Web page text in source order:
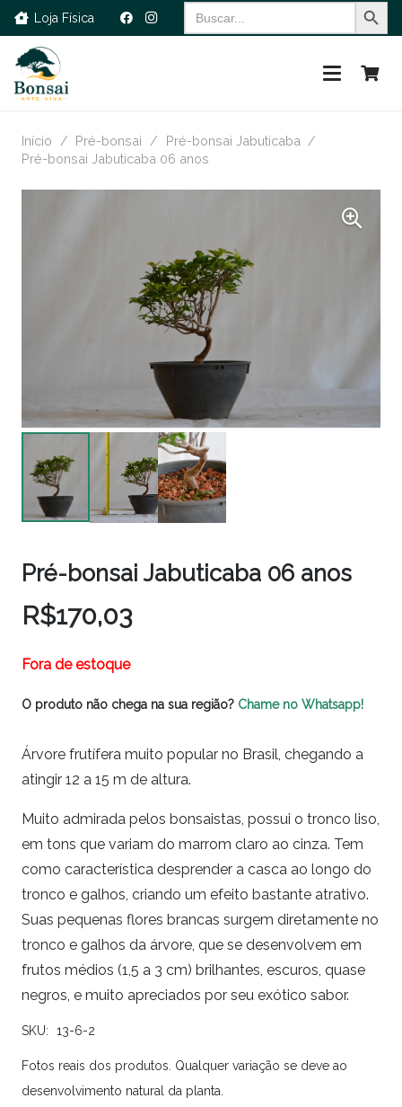
Loja Física
Search
for:
Início / Pré-bonsai / Pré-bonsai Jabuticaba /
Pré-bonsai Jabuticaba 06 anos
Pré-bonsai Jabuticaba 06 anos
R$170,03
Fora de estoque
O produto não chega na sua região? Chame no Whatsapp!
Árvore frutífera muito popular no Brasil, chegando a
atingir 12 a 15 m de altura.
Muito admirada pelos bonsaistas, possui o tronco liso,
em tons que variam do marrom claro ao cinza. Tem
como característica desprender a casca ao longo do
tronco e galhos, criando um efeito bastante atrativo.
Suas pequenas flores brancas surgem diretamente no
tronco e galhos da árvore, que se desenvolvem em
frutos médios (1,5 a 3 cm) brilhantes, escuros, quase
negros, e muito apreciados por seu exótico sabor.
SKU: 13-6-2
Fotos reais dos produtos. Qualquer variação se deve ao
desenvolvimento natural da planta.